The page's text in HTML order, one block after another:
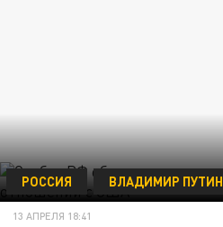
РОССИЯ ВЛАДИМИР ПУТИН
13 АПРЕЛЯ 18:41